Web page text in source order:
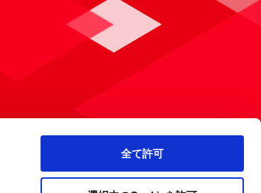
全て許可